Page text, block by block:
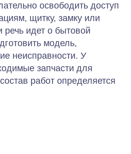
освободить доступ
щитку, замку или
речь идет о бытовой
модель,
неисправности. У
запчасти для
работ определяется